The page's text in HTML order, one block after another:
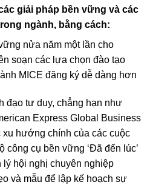
giải pháp bền vững và các
ngành, bằng cách:
nửa năm một lần cho
soạn các lựa chọn đào tạo
MICE đăng ký dễ dàng hơn
đạo tư duy, chẳng hạn như
Express Global Business
xu hướng chính của các cuộc
công cụ bền vững ‘Đã đến lúc’
hội nghị chuyên nghiệp
và mẫu để lập kế hoạch sự